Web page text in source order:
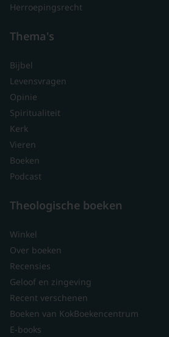
Herroepingsrecht
Thema's
Bijbel
Levensvragen
Opinie
Spiritualiteit
Kerk
Vieren
Boeken
Podcast
Theologische boeken
Winkel
Over boeken
Recensies
Geloof en zingeving
Recent verschenen
Boeken van KokBoekencentrum
E-books